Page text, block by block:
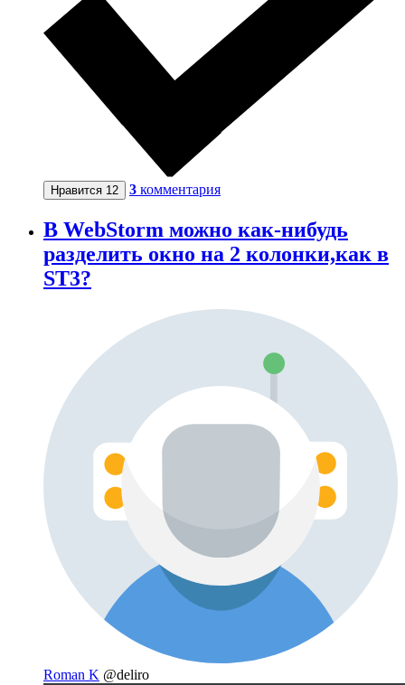
Нравится 12 3 комментария
В WebStorm можно как-нибудь
разделить окно на 2 колонки,как в
ST3?
Roman K @deliro